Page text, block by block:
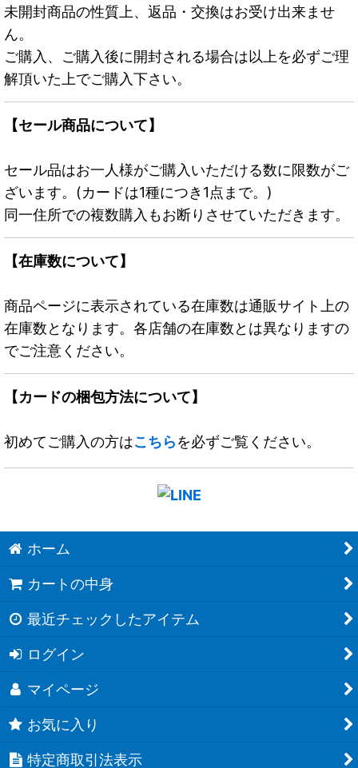
未開封商品の性質上、返品・交換はお受け出来ませ
ん。
ご購入、ご購入後に開封される場合は以上を必ずご理
解頂いた上でご購入下さい。
【セール商品について】
セール品はお一人様がご購入いただける数に限数がご
ざいます。(カードは1種につき1点まで。)
同一住所での複数購入もお断りさせていただきます。
【在庫数について】
商品ページに表示されている在庫数は通販サイト上の
在庫数となります。各店舗の在庫数とは異なりますの
でご注意ください。
【カードの梱包方法について】
初めてご購入の方はこちらを必ずご覧ください。
ホーム
カートの中身
最近チェックしたアイテム
ログイン
マイページ
お気に入り
特定商取引法表示